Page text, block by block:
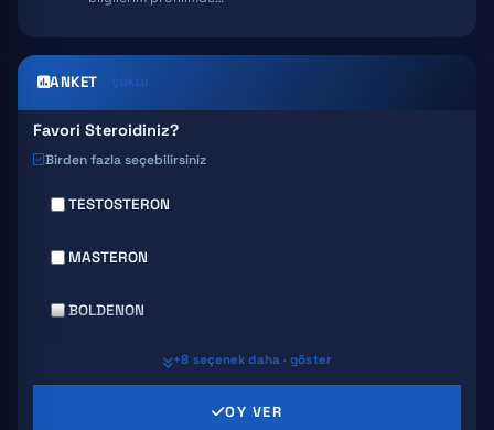
ANKET ÇOKLU
Favori Steroidiniz?
Birden fazla seçebilirsiniz
TESTOSTERON
MASTERON
BOLDENON
DECA DURABOLIN+8 seçenek daha · göster
OY VER